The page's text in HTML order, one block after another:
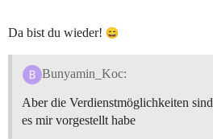
Da bist du wieder!
Bunyamin_Koc:
Aber die Verdienstmöglichkeiten
es mir vorgestellt habe